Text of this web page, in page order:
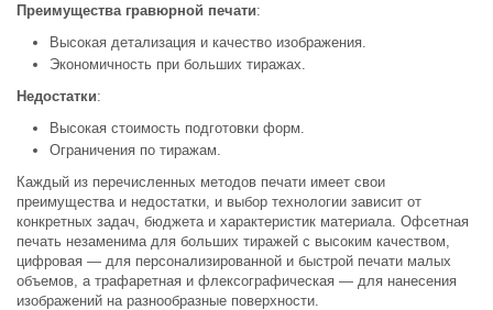
Преимущества гравюрной печати:
Высокая детализация и качество изображения.
Экономичность при больших тиражах.
Недостатки:
Высокая стоимость подготовки форм.
Ограничения по тиражам.
Каждый из перечисленных методов печати имеет свои
преимущества и недостатки, и выбор технологии зависит от
конкретных задач, бюджета и характеристик материала. Офсетная
печать незаменима для больших тиражей с высоким качеством,
цифровая — для персонализированной и быстрой печати малых
объемов, а трафаретная и флексографическая — для нанесения
изображений на разнообразные поверхности.